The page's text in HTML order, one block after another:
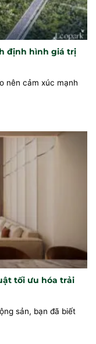
định hình giá trị
nên cảm xúc mạnh
tối ưu hóa trải
sản, bạn đã biết